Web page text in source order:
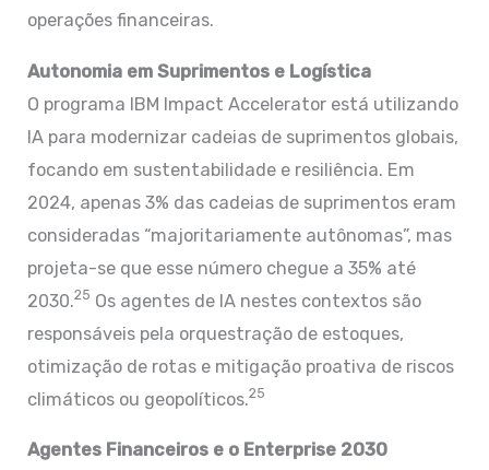
operações financeiras.
Autonomia em Suprimentos e Logística
O programa IBM Impact Accelerator está utilizando
IA para modernizar cadeias de suprimentos globais,
focando em sustentabilidade e resiliência. Em
2024, apenas 3% das cadeias de suprimentos eram
consideradas “majoritariamente autônomas”, mas
projeta-se que esse número chegue a 35% até
2030.25 Os agentes de IA nestes contextos são
responsáveis pela orquestração de estoques,
otimização de rotas e mitigação proativa de riscos
climáticos ou geopolíticos.25
Agentes Financeiros e o Enterprise 2030